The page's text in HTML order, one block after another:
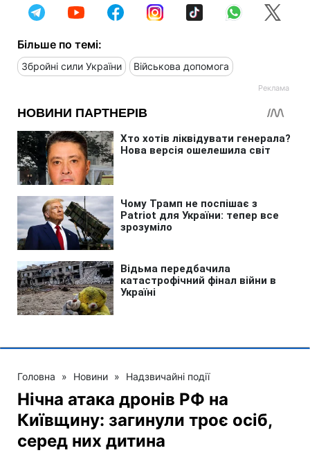
Більше по темі:
Збройні сили України Військова допомога
Головна » Новини » Надзвичайні події
Нічна атака дронів РФ на
Київщину: загинули троє осіб,
серед них дитина